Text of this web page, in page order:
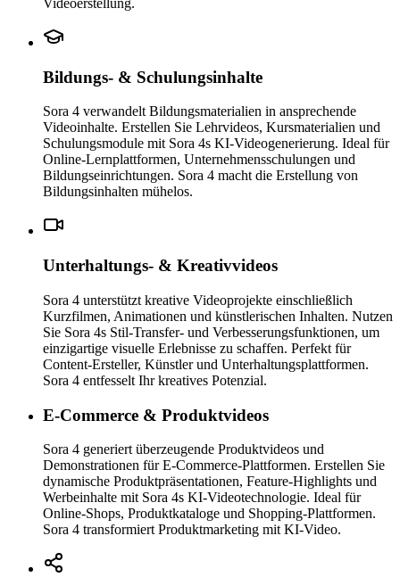
Videoerstellung.
Bildungs- & Schulungsinhalte
Sora 4 verwandelt Bildungsmaterialien in ansprechende
Videoinhalte. Erstellen Sie Lehrvideos, Kursmaterialien und
Schulungsmodule mit Sora 4s KI-Videogenerierung. Ideal für
Online-Lernplattformen, Unternehmensschulungen und
Bildungseinrichtungen. Sora 4 macht die Erstellung von
Bildungsinhalten mühelos.
Unterhaltungs- & Kreativvideos
Sora 4 unterstützt kreative Videoprojekte einschließlich
Kurzfilmen, Animationen und künstlerischen Inhalten. Nutzen
Sie Sora 4s Stil-Transfer- und Verbesserungsfunktionen, um
einzigartige visuelle Erlebnisse zu schaffen. Perfekt für
Content-Ersteller, Künstler und Unterhaltungsplattformen.
Sora 4 entfesselt Ihr kreatives Potenzial.
E-Commerce & Produktvideos
Sora 4 generiert überzeugende Produktvideos und
Demonstrationen für E-Commerce-Plattformen. Erstellen Sie
dynamische Produktpräsentationen, Feature-Highlights und
Werbeinhalte mit Sora 4s KI-Videotechnologie. Ideal für
Online-Shops, Produktkataloge und Shopping-Plattformen.
Sora 4 transformiert Produktmarketing mit KI-Video.